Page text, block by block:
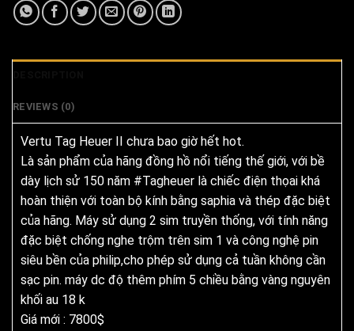
REVIEWS (0)
Vertu Tag Heuer II chưa bao giờ hết hot.
Là sản phẩm của hãng đồng hồ nổi tiếng thế giới, với bề
dày lịch sử 150 năm #Tagheuer là chiếc điện thọai khá
hoàn thiện với toàn bộ kính bằng saphia và thép đặc biệt
của hãng. Máy sử dụng 2 sim truyền thống, với tính năng
đặc biệt chống nghe trộm trên sim 1 và công nghệ pin
siêu bền của philip,cho phép sử dụng cả tuần không cần
sạc pin. máy dc độ thêm phím 5 chiều bằng vàng nguyên
khối au 18 k
Giá mới : 7800$